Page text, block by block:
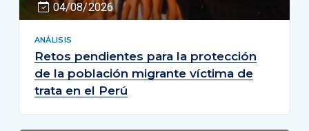
04/08/2026
ANÁLISIS
Retos pendientes para la protección
de la población migrante víctima de
trata en el Perú